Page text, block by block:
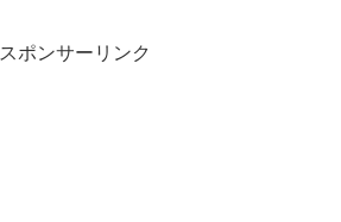
スポンサーリンク